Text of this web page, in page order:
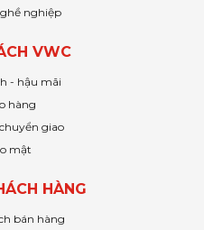
nghiệp
VWC
- hậu mãi
hàng
giao
mật
HÀNG
bán hàng